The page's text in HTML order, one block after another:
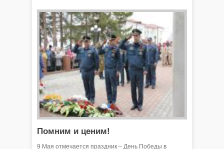
Помним и ценим!
9 Мая отмечается праздник – День Победы в